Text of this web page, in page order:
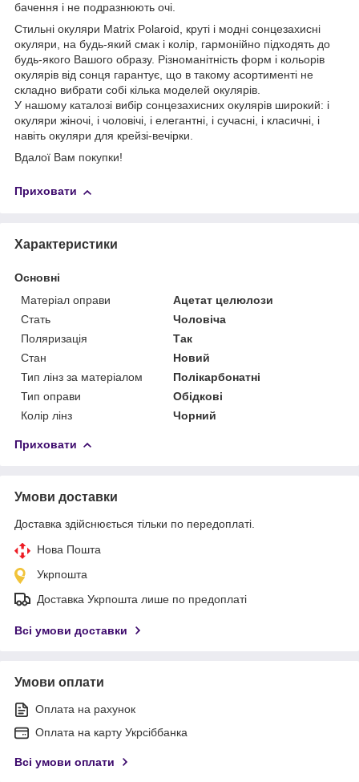
бачення і не подразнюють очі.
Стильні окуляри Matrix Polaroid, круті і модні сонцезахисні
окуляри, на будь-який смак і колір, гармонійно підходять до
будь-якого Вашого образу. Різноманітність форм і кольорів
окулярів від сонця гарантує, що в такому асортименті не
складно вибрати собі кілька моделей окулярів.
У нашому каталозі вибір сонцезахисних окулярів широкий: і
окуляри жіночі, і чоловічі, і елегантні, і сучасні, і класичні, і
навіть окуляри для крейзі-вечірки.
Вдалої Вам покупки!
Приховати
Характеристики
Основні
Матеріал оправи
Ацетат целюлози
Стать
Чоловіча
Поляризація
Так
Стан
Новий
Тип лінз за матеріалом
Полікарбонатні
Тип оправи
Обідкові
Колір лінз
Чорний
Приховати
Умови доставки
Доставка здійснюється тільки по передоплаті.
Нова Пошта
Укрпошта
Доставка Укрпошта лише по предоплаті
Всі умови доставки
Умови оплати
Оплата на рахунок
Оплата на карту Укрсіббанка
Всі умови оплати